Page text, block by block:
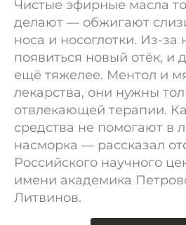
Чистые эфирные масла
делают — обжигают
носа и носоглотки. Из-за
появиться новый отёк, и
ещё тяжелее. Ментол и
лекарства, они нужны
отвлекающей терапии.
средства не помогают в
насморка — рассказал
Российского научного
имени академика
Литвинов.